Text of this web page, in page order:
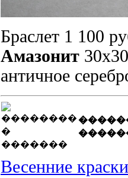
Браслет 1 100
Амазонит
античное
Весенние